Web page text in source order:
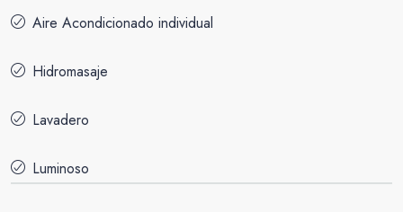
Aire Acondicionado individual
Hidromasaje
Lavadero
Luminoso